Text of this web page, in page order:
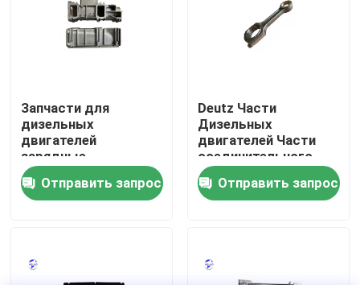
контроль качества
Отправить запрос
Двигатель Deutz
Запчасти для
дизельных
двигателей
зарядные
воздушные трубы
04288250 для
двигателей Deutz
Отправить запрос
Deutz Части
Дизельных
двигателей Части
соединительного
прутка для
стандартных
применений
Отправить запрос